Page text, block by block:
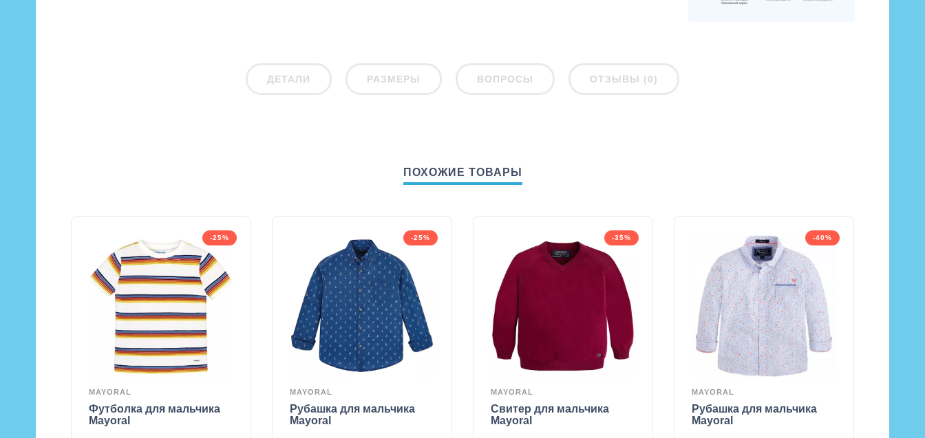
ДЕТАЛИ РАЗМЕРЫ ВОПРОСЫ ОТЗЫВЫ (0)
ПОХОЖИЕ ТОВАРЫ
-25%
MAYORAL
Футболка для мальчика
Mayoral
-25%
MAYORAL
Рубашка для мальчика
Mayoral
-35%
MAYORAL
Свитер для мальчика
Mayoral
-40%
MAYORAL
Рубашка для мальчика
Mayoral